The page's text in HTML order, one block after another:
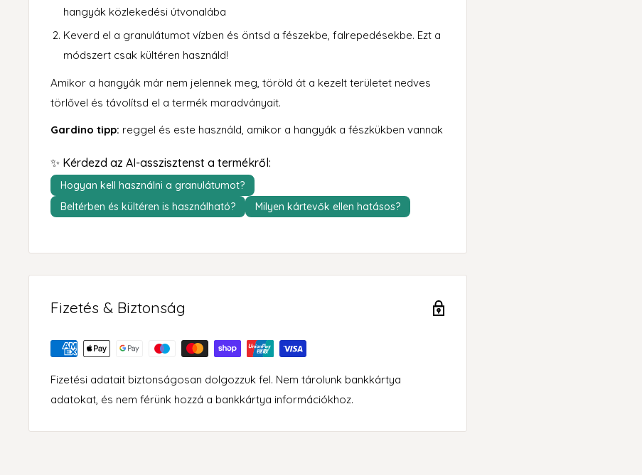
hangyák közlekedési útvonalába
Keverd el a granulátumot vízben és öntsd a fészekbe, falrepedésekbe. Ezt a
módszert csak kültéren használd!
Amikor a hangyák már nem jelennek meg, töröld át a kezelt területet nedves
törlővel és távolítsd el a termék maradványait.
Gardino tipp: reggel és este használd, amikor a hangyák a fészkükben vannak
✨ Kérdezd az AI-asszisztenst a termékről:
Hogyan kell használni a granulátumot?
Beltérben és kültéren is használható?
Milyen kártevők ellen hatásos?
Fizetés & Biztonság
Fizetési adatait biztonságosan dolgozzuk fel. Nem tárolunk bankkártya
adatokat, és nem férünk hozzá a bankkártya információkhoz.